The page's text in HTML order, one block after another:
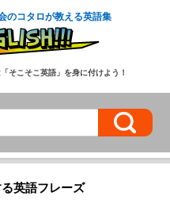
のコタロが教える英語集
そこそこ英語」を身に付けよう！
英語フレーズ